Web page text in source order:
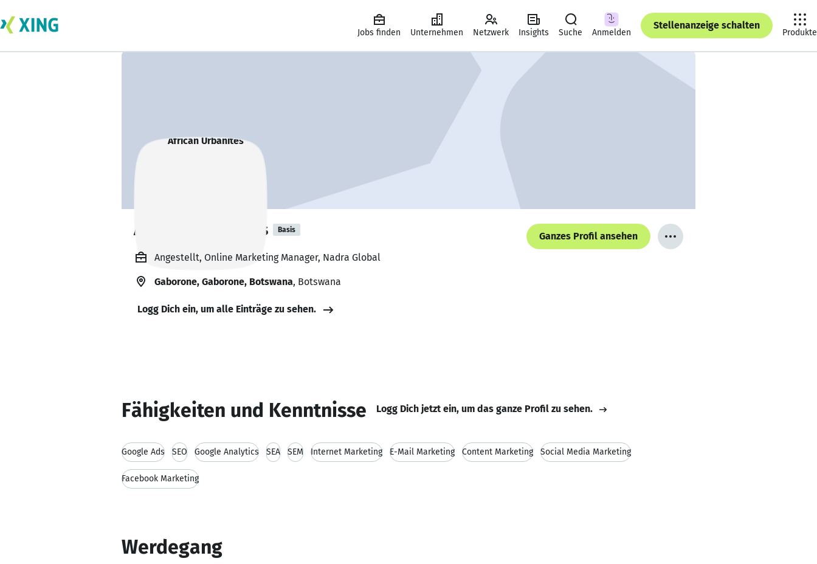
Jobs finden Unternehmen Netzwerk Insights Suche Anmelden
Stellenanzeige schalten
Produkte
African Urbanites Basis
Ganzes Profil ansehen
Angestellt, Online Marketing Manager, Nadra Global
Gaborone, Gaborone, Botswana, Botswana
Logg Dich ein, um alle Einträge zu sehen.
Fähigkeiten und Kenntnisse Logg Dich jetzt ein, um das ganze Profil zu sehen.
Google Ads SEO Google Analytics SEA SEM Internet Marketing E-Mail Marketing Content Marketing Social Media Marketing
Facebook Marketing
Werdegang